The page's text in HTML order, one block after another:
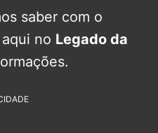
saber com o
no Legado da